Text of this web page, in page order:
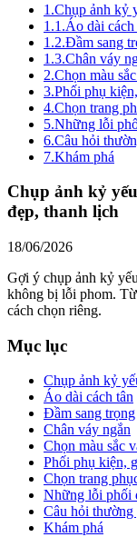
1.Chụp ảnh kỷ
1.1.Áo dài cách
1.2.Đầm sang
1.3.Chân váy
2.Chọn màu
3.Phối phụ
4.Chọn trang
5.Những lỗi
6.Câu hỏi
7.Khám phá
Chụp ảnh kỷ
đẹp, thanh lịch
18/06/2026
Gợi ý chụp ảnh kỷ
không bị lỗi phom. Từ
cách chọn riêng.
Mục lục
Chụp ảnh kỷ
Áo dài cách tân
Đầm sang trọng
Chân váy ngắn
Chọn màu sắc
Phối phụ kiện,
Chọn trang
Những lỗi phối
Câu hỏi thường
Khám phá